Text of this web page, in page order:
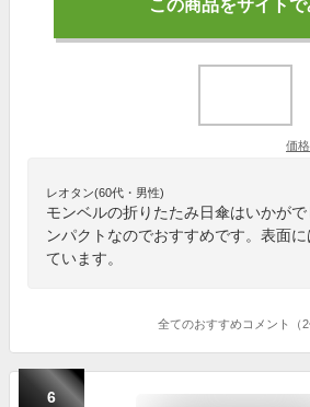
この商品をサイトで
価
レオタン(60代・男性)
モンベルの折りたたみ日傘はいかが
ンパクトなのでおすすめです。表面
ています。
全てのおすすめコメント（2
6